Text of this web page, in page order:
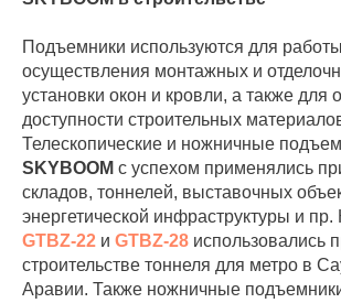
Подъемники используются для
осуществления монтажных и
установки окон и кровли, а также для
доступности строительных
Телескопические и ножничные
SKYBOOM с успехом применялись
складов, тоннелей, выставочных
энергетической инфраструктуры и пр.
GTBZ-22 и GTBZ-28 использовались
строительстве тоннеля для метро в
Аравии. Также ножничные